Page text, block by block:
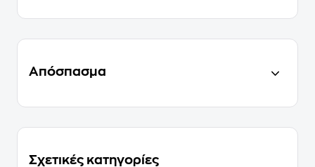
Απόσπασμα
Σχετικές κατηγορίες